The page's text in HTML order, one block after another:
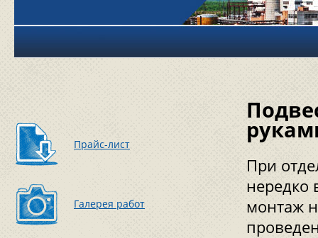
Прайс-лист
Галерея работ
При
нередко
монтаж